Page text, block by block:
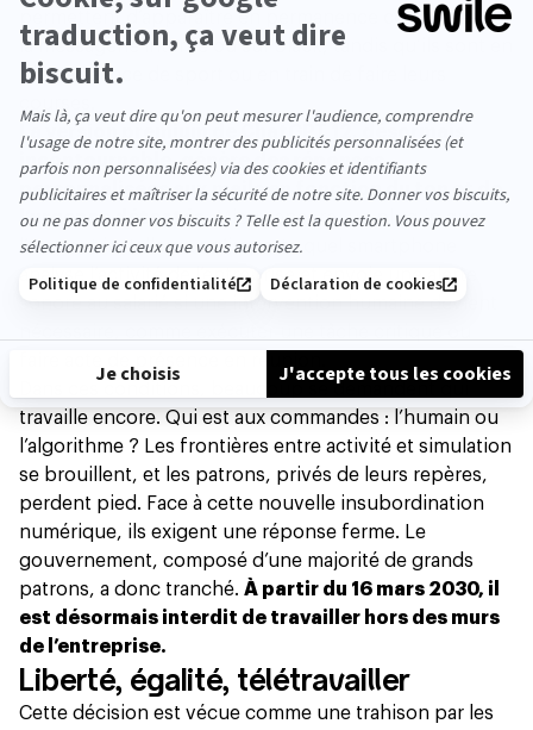
permettent d’apparaître en permanence connectés sur
la messagerie interne ou sur Slack, tandis qu’ils sont en
pleine séance de sport ou en train de faire leurs
La version premium de ChatGPT 12, désormais
incontournable, génère des réponses
personnalisées aux mails en fonction du ton et de
l’urgence détectés.Mieux encore, un plug-in que
l’on peut installer sur n’importe quel smartphone
analyse l’activité de l’entreprise et envoie une alerte
sonore au salarié si une intervention humaine devient
Dans ces conditions, beaucoup se demandent qui
travaille encore. Qui est aux commandes : l’humain ou
l’algorithme ? Les frontières entre activité et simulation
se brouillent, et les patrons, privés de leurs repères,
perdent pied. Face à cette nouvelle insubordination
numérique, ils exigent une réponse ferme. Le
gouvernement, composé d’une majorité de grands
patrons, a donc tranché. À partir du 16 mars 2030, il
est désormais interdit de travailler hors des murs
de l’entreprise.
Liberté, égalité, télétravailler
Cette décision est vécue comme une trahison par les